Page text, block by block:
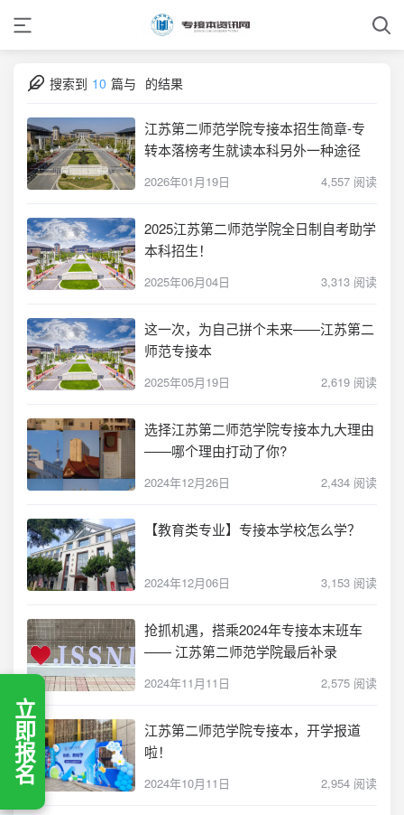
立即报名
搜索到 10 篇与 的结果
江苏第二师范学院专接本招生简章-专
转本落榜考生就读本科另外一种途径
2026年01月19日 4,557 阅读
2025江苏第二师范学院全日制自考助学
本科招生！
2025年06月04日 3,313 阅读
这一次，为自己拼个未来——江苏第二
师范专接本
2025年05月19日 2,619 阅读
选择江苏第二师范学院专接本九大理由
——哪个理由打动了你?
2024年12月26日 2,434 阅读
【教育类专业】专接本学校怎么学？
2024年12月06日 3,153 阅读
抢抓机遇，搭乘2024年专接本末班车
—— 江苏第二师范学院最后补录
2024年11月11日 2,575 阅读
江苏第二师范学院专接本，开学报道
啦！
2024年10月11日 2,954 阅读